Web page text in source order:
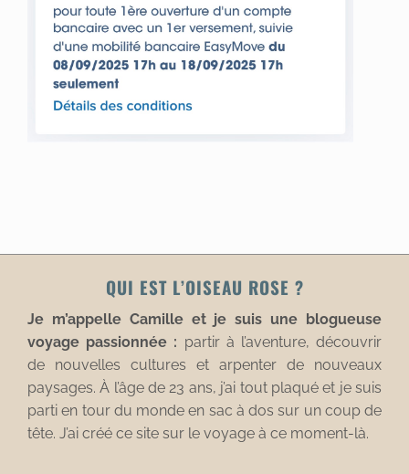
QUI EST L’OISEAU ROSE ?
Je m’appelle Camille et je suis une blogueuse
voyage passionnée : partir à l’aventure, découvrir
de nouvelles cultures et arpenter de nouveaux
paysages. À l’âge de 23 ans, j’ai tout plaqué et je suis
parti en tour du monde en sac à dos sur un coup de
tête. J’ai créé ce site sur le voyage à ce moment-là.